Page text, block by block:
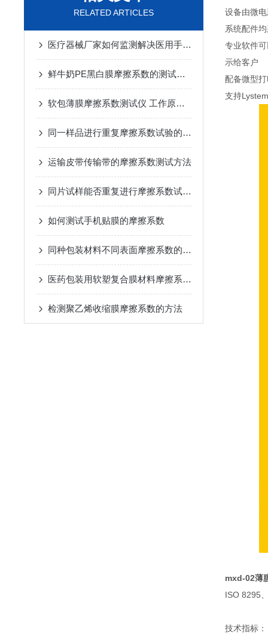
RELATED ARTICLES
医疗器械厂家如何监测解决医用手套的摩擦系数
鲜牛奶PE黑白膜摩擦系数的测试方法
软包薄膜摩擦系数测试仪 工作原理 技术说明
同一样品进行重复摩擦系数试验的验证比对分析
运输皮带传输带的摩擦系数测试方法
同片试样能否重复进行摩擦系数试验的验证分析
如何测试手机贴膜的摩擦系数
同种包装材料不同表面摩擦系数的比较
医药包装用软塑复合膜材料摩擦系数的测试方法
检测聚乙烯收缩膜摩擦系数的方法
设备由微
系统配件
专业软件
示给客户
配备微型
支持
mxd-02薄
ISO 8295
技术指标：